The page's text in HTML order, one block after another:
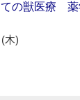
ての獣医療
木)